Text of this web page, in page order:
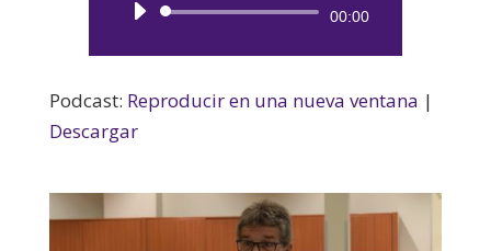
Reproductor
00:00
Podcast: Reproducir en una nueva ventana |
Descargar